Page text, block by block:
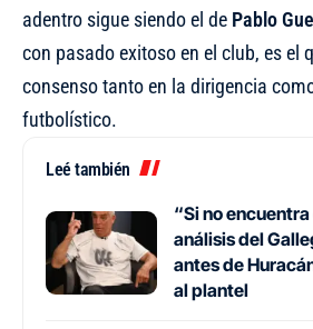
adentro sigue siendo el de Pablo
con pasado exitoso en el club, es el
consenso tanto en la dirigencia
futbolístico.
Leé también
“Si no
análisis del
antes de
al plantel